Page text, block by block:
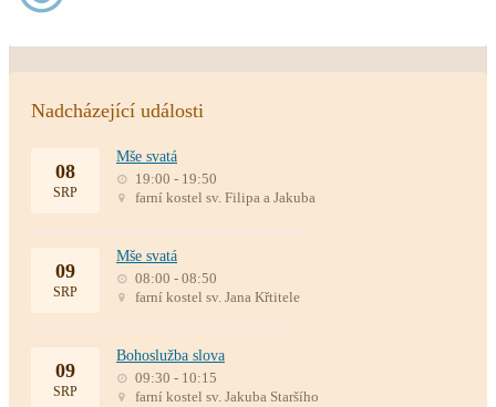
Nadcházející události
08
SRP
Mše svatá
19:00 - 19:50
farní kostel sv. Filipa a Jakuba
09
SRP
Mše svatá
08:00 - 08:50
farní kostel sv. Jana Křtitele
09
SRP
Bohoslužba slova
09:30 - 10:15
farní kostel sv. Jakuba Staršího